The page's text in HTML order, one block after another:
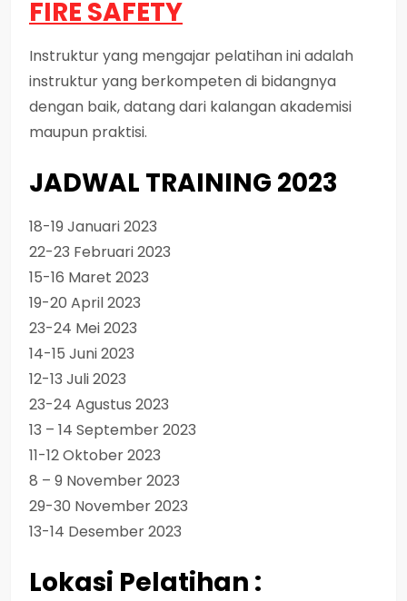
FIRE SAFETY
Instruktur yang mengajar pelatihan ini adalah
instruktur yang berkompeten di bidangnya
dengan baik, datang dari kalangan akademisi
maupun praktisi.
JADWAL TRAINING 2023
18-19 Januari 2023
22-23 Februari 2023
15-16 Maret 2023
19-20 April 2023
23-24 Mei 2023
14-15 Juni 2023
12-13 Juli 2023
23-24 Agustus 2023
13 – 14 September 2023
11-12 Oktober 2023
8 – 9 November 2023
29-30 November 2023
13-14 Desember 2023
Lokasi Pelatihan :